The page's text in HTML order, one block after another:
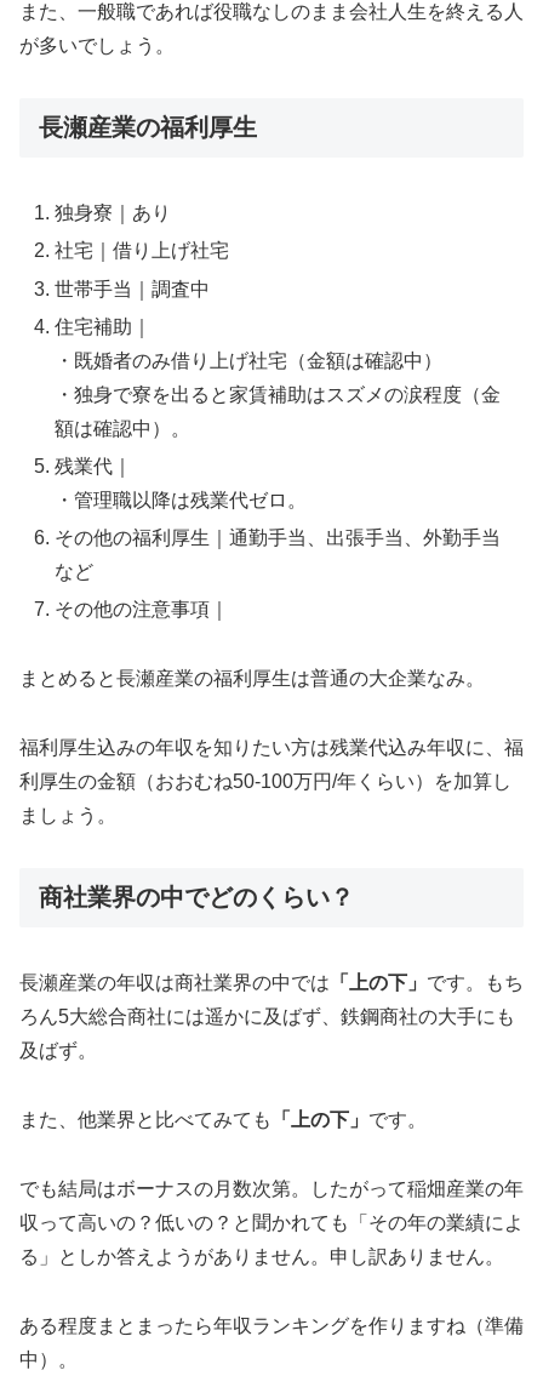
また、一般職であれば役職なしのまま会社人生を終える人
が多いでしょう。
長瀬産業の福利厚生
独身寮｜あり
社宅｜借り上げ社宅
世帯手当｜調査中
住宅補助｜
・既婚者のみ借り上げ社宅（金額は確認中）
・独身で寮を出ると家賃補助はスズメの涙程度（金
額は確認中）。
残業代｜
・管理職以降は残業代ゼロ。
その他の福利厚生｜通勤手当、出張手当、外勤手当
など
その他の注意事項｜
まとめると長瀬産業の福利厚生は普通の大企業なみ。
福利厚生込みの年収を知りたい方は残業代込み年収に、福
利厚生の金額（おおむね50-100万円/年くらい）を加算し
ましょう。
商社業界の中でどのくらい？
長瀬産業の年収は商社業界の中では 「上の下」 です。もち
ろん5大総合商社には遥かに及ばず、鉄鋼商社の大手にも
及ばず。
また、他業界と比べてみても 「上の下」 です。
でも結局はボーナスの月数次第。したがって稲畑産業の年
収って高いの？低いの？と聞かれても「その年の業績によ
る」としか答えようがありません。申し訳ありません。
ある程度まとまったら年収ランキングを作りますね（準備
中）。